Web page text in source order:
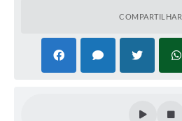
COMPARTILHAR